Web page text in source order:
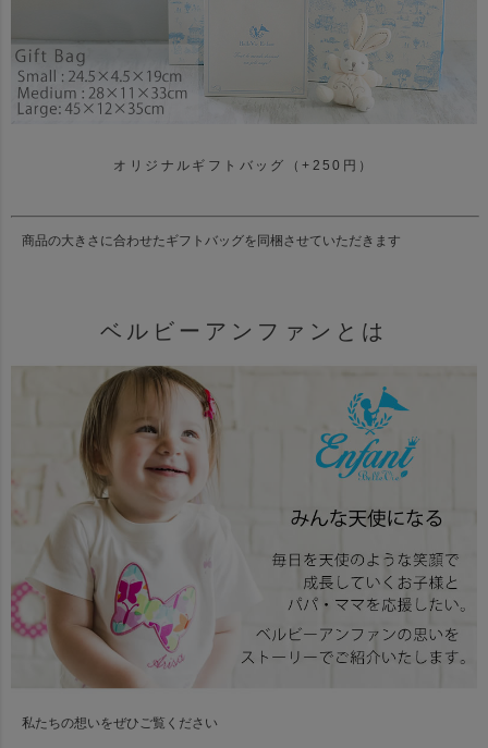
オリジナルギフトバッグ（+250円）
商品の大きさに合わせたギフトバッグを同梱させていただきます
ベルビーアンファンとは
私たちの想いをぜひご覧ください